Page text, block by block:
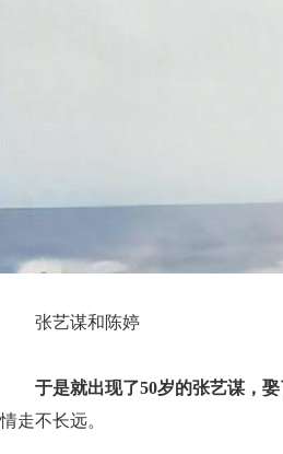
张艺谋和陈婷
于是就出现了50岁的张艺谋，娶
情走不长远。